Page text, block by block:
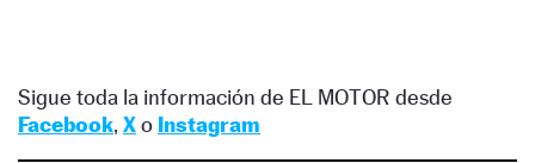
Sigue toda la información de EL MOTOR desde
Facebook, Xo Instagram